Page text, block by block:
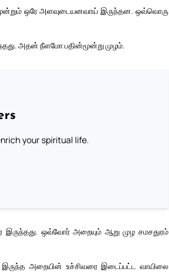
ஒரே அளவுடையனவாய் இருந்தன. ஒவ்வொரு
அதன் நீளமோ பதின்மூன்று முழம்.
your spiritual life.
இருந்தது. ஒவ்வோர் அறையும் ஆறு முழ சமசதுரம்
இருந்த அறையின் உச்சிவரை இடைப்பட்ட வாயிலை